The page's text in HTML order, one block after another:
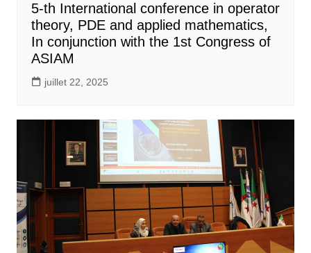
5-th International conference in operator
theory, PDE and applied mathematics,
In conjunction with the 1st Congress of
ASIAM
juillet 22, 2025